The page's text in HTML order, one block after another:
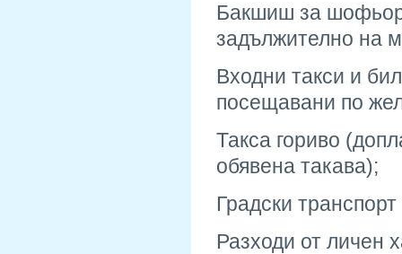
Бакшиш за
задължително на
Входни такси и
посещавани по
Такса гориво
обявена такава);
Градски транспорт
Разходи от личен